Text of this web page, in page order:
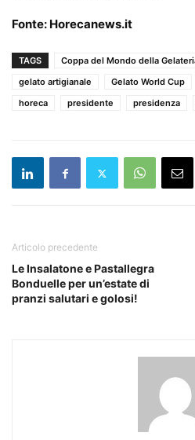
Fonte: Horecanews.it
TAGS Coppa del Mondo della
gelato artigianale
Gelato World Cup
horeca
presidente presidenza
Articolo precedente
Le Insalatone e Pastallegra
Bonduelle per un’estate di
pranzi salutari e golosi!